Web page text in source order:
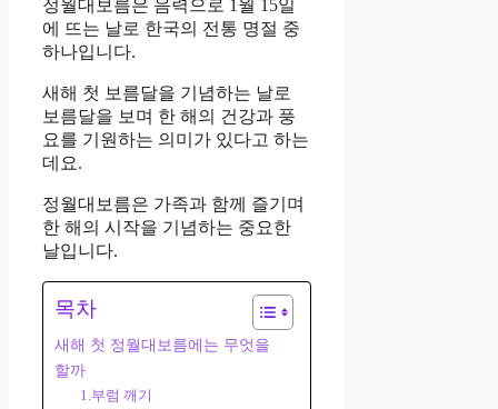
정월대보름은 음력으로 1월 15일
에 뜨는 날로 한국의 전통 명절 중
하나입니다.
새해 첫 보름달을 기념하는 날로
보름달을 보며 한 해의 건강과 풍
요를 기원하는 의미가 있다고 하는
데요.
정월대보름은 가족과 함께 즐기며
한 해의 시작을 기념하는 중요한
날입니다.
목차
새해 첫 정월대보름에는 무엇을
할까
1.부럼 깨기